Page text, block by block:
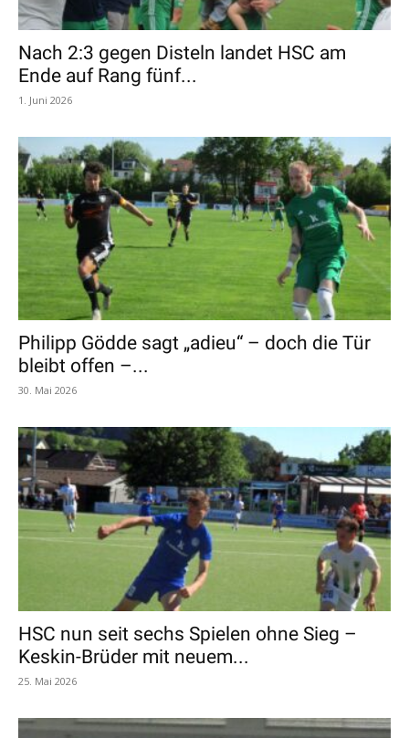
Nach 2:3 gegen Disteln landet HSC am
Ende auf Rang fünf...
1. Juni 2026
Philipp Gödde sagt „adieu“ – doch die Tür
bleibt offen –...
30. Mai 2026
HSC nun seit sechs Spielen ohne Sieg –
Keskin-Brüder mit neuem...
25. Mai 2026